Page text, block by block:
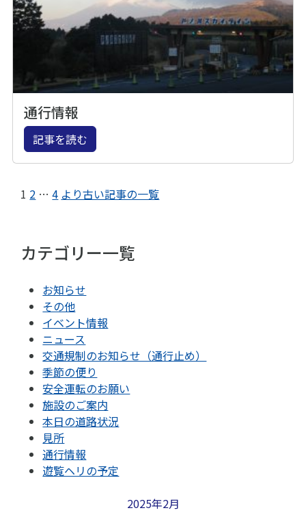
通行情報
記事を読む
1 2 … 4 より古い記事の一覧
カテゴリー一覧
お知らせ
その他
イベント情報
ニュース
交通規制のお知らせ（通行止め）
季節の便り
安全運転のお願い
施設のご案内
本日の道路状況
見所
通行情報
遊覧ヘリの予定
2025年2月